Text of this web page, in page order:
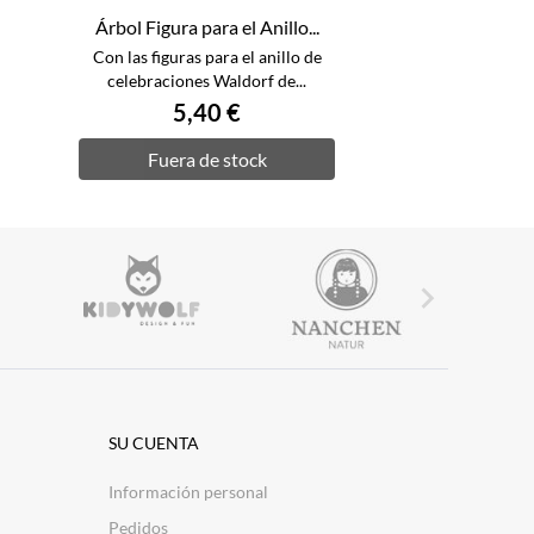
Árbol Figura para el Anillo...
Con las figuras para el anillo de
celebraciones Waldorf de...
5,40 €
Fuera de stock

SU CUENTA
Información personal
Pedidos